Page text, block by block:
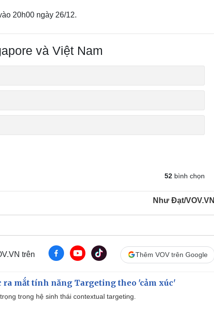
20h00 ngày 26/12.
và Việt Nam
52 bình chọn
Như Đạt/VOV.VN
trên Thêm VOV trên Google
ra mắt tính năng Targeting theo 'cảm xúc'
trong hệ sinh thái contextual targeting.